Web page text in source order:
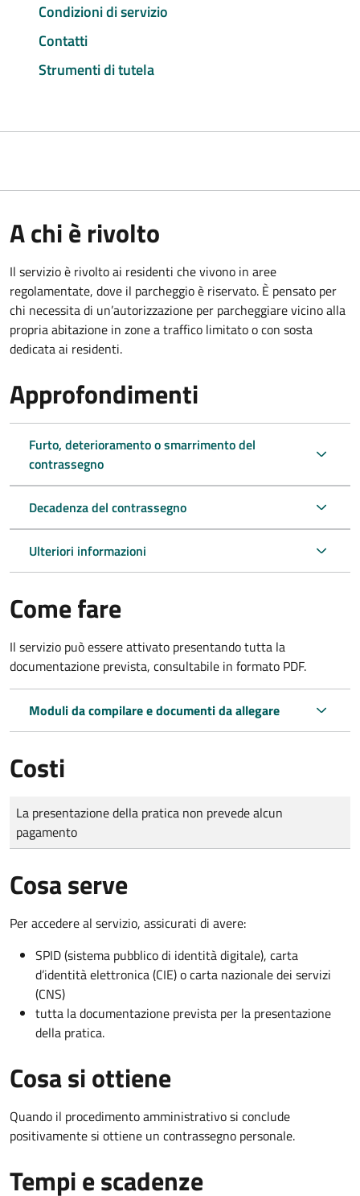
Condizioni di servizio
Contatti
Strumenti di tutela
A chi è rivolto
Il servizio è rivolto ai residenti che vivono in aree
regolamentate, dove il parcheggio è riservato. È pensato per
chi necessita di un’autorizzazione per parcheggiare vicino alla
propria abitazione in zone a traffico limitato o con sosta
dedicata ai residenti.
Approfondimenti
Furto, deterioramento o smarrimento del
contrassegno
Decadenza del contrassegno
Ulteriori informazioni
Come fare
Il servizio può essere attivato presentando tutta la
documentazione prevista, consultabile in formato PDF.
Moduli da compilare e documenti da allegare
Costi
Tipo di pagamento
Importo
La presentazione della pratica non prevede alcun
pagamento
Cosa serve
Per accedere al servizio, assicurati di avere:
SPID (sistema pubblico di identità digitale), carta
d’identità elettronica (CIE) o carta nazionale dei servizi
(CNS)
tutta la documentazione prevista per la presentazione
della pratica.
Cosa si ottiene
Quando il procedimento amministrativo si conclude
positivamente si ottiene un contrassegno personale.
Tempi e scadenze